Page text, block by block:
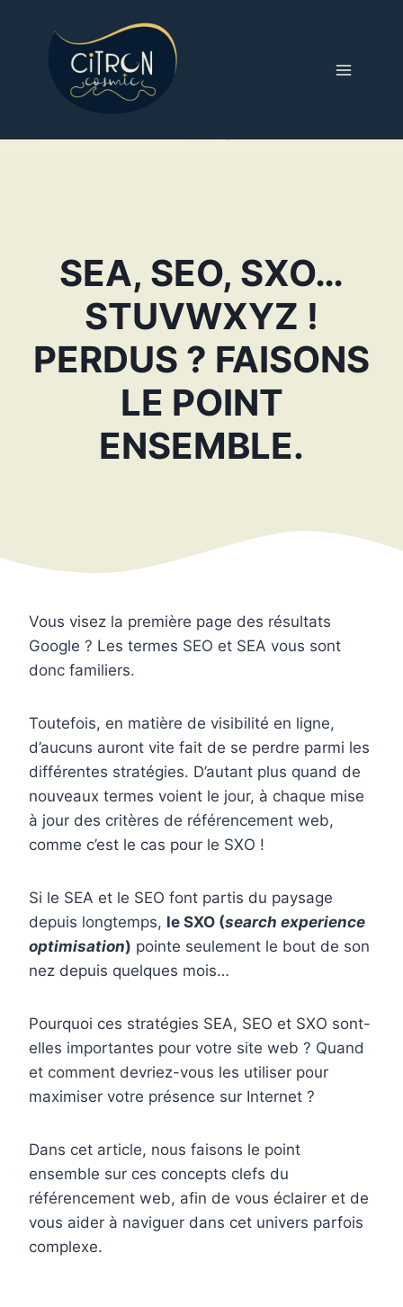
SEA, SEO, SXO…
STUVWXYZ !
PERDUS ? FAISONS
LE POINT
ENSEMBLE.
Vous visez la première page des résultats
Google ? Les termes SEO et SEA vous sont
donc familiers.
Toutefois, en matière de visibilité en ligne,
d’aucuns auront vite fait de se perdre parmi les
différentes stratégies. D’autant plus quand de
nouveaux termes voient le jour, à chaque mise
à jour des critères de référencement web,
comme c’est le cas pour le SXO !
Si le SEA et le SEO font partis du paysage
depuis longtemps, le SXO (search experience
optimisation) pointe seulement le bout de son
nez depuis quelques mois…
Pourquoi ces stratégies SEA, SEO et SXO sont-
elles importantes pour votre site web ? Quand
et comment devriez-vous les utiliser pour
maximiser votre présence sur Internet ?
Dans cet article, nous faisons le point
ensemble sur ces concepts clefs du
référencement web, afin de vous éclairer et de
vous aider à naviguer dans cet univers parfois
complexe.